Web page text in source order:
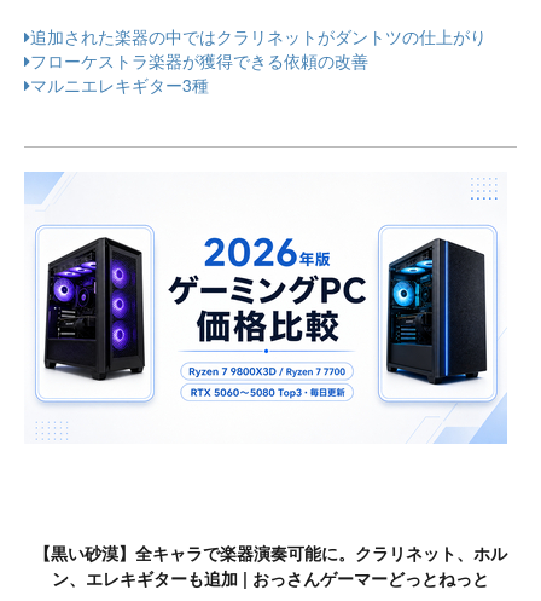
追加された楽器の中ではクラリネットがダントツの仕上がり
フローケストラ楽器が獲得できる依頼の改善
マルニエレキギター3種
【黒い砂漠】全キャラで楽器演奏可能に。クラリネット、ホル
ン、エレキギターも追加 | おっさんゲーマーどっとねっと